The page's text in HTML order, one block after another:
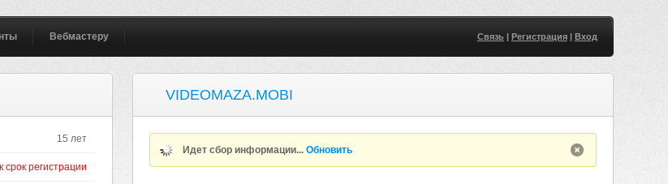
Вебмастеру Связь| Регистрация| Вход
15 лет
срок регистрации
VIDEOMAZA.MOBI
Идет сбор информации...Обновить